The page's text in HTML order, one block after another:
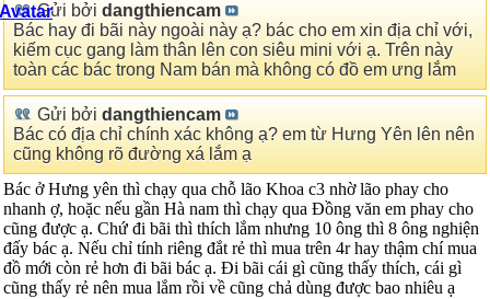
Gửi bởi dangthiencam
Bác hay đi bãi này ngoài này ạ? bác cho em xin địa chỉ với,
kiếm cục gang làm thân lên con siêu mini với ạ. Trên này
toàn các bác trong Nam bán mà không có đồ em ưng lắm
Gửi bởi dangthiencam
Bác có địa chỉ chính xác không ạ? em từ Hưng Yên lên nên
cũng không rõ đường xá lắm ạ
Bác ở Hưng yên thì chạy qua chỗ lão Khoa c3 nhờ lão phay cho
nhanh ợ, hoặc nếu gần Hà nam thì chạy qua Đồng văn em phay cho
cũng được ạ. Chứ đi bãi thì thích lắm nhưng 10 ông thì 8 ông nghiện
đấy bác ạ. Nếu chỉ tính riêng đắt rẻ thì mua trên 4r hay thậm chí mua
đồ mới còn rẻ hơn đi bãi bác ạ. Đi bãi cái gì cũng thấy thích, cái gì
cũng thấy rẻ nên mua lắm rồi về cũng chả dùng được bao nhiêu ạ